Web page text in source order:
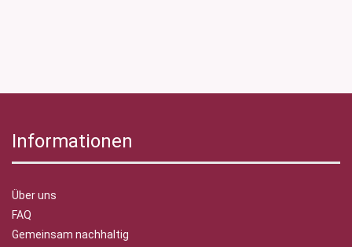
Informationen
Über uns
FAQ
Gemeinsam nachhaltig